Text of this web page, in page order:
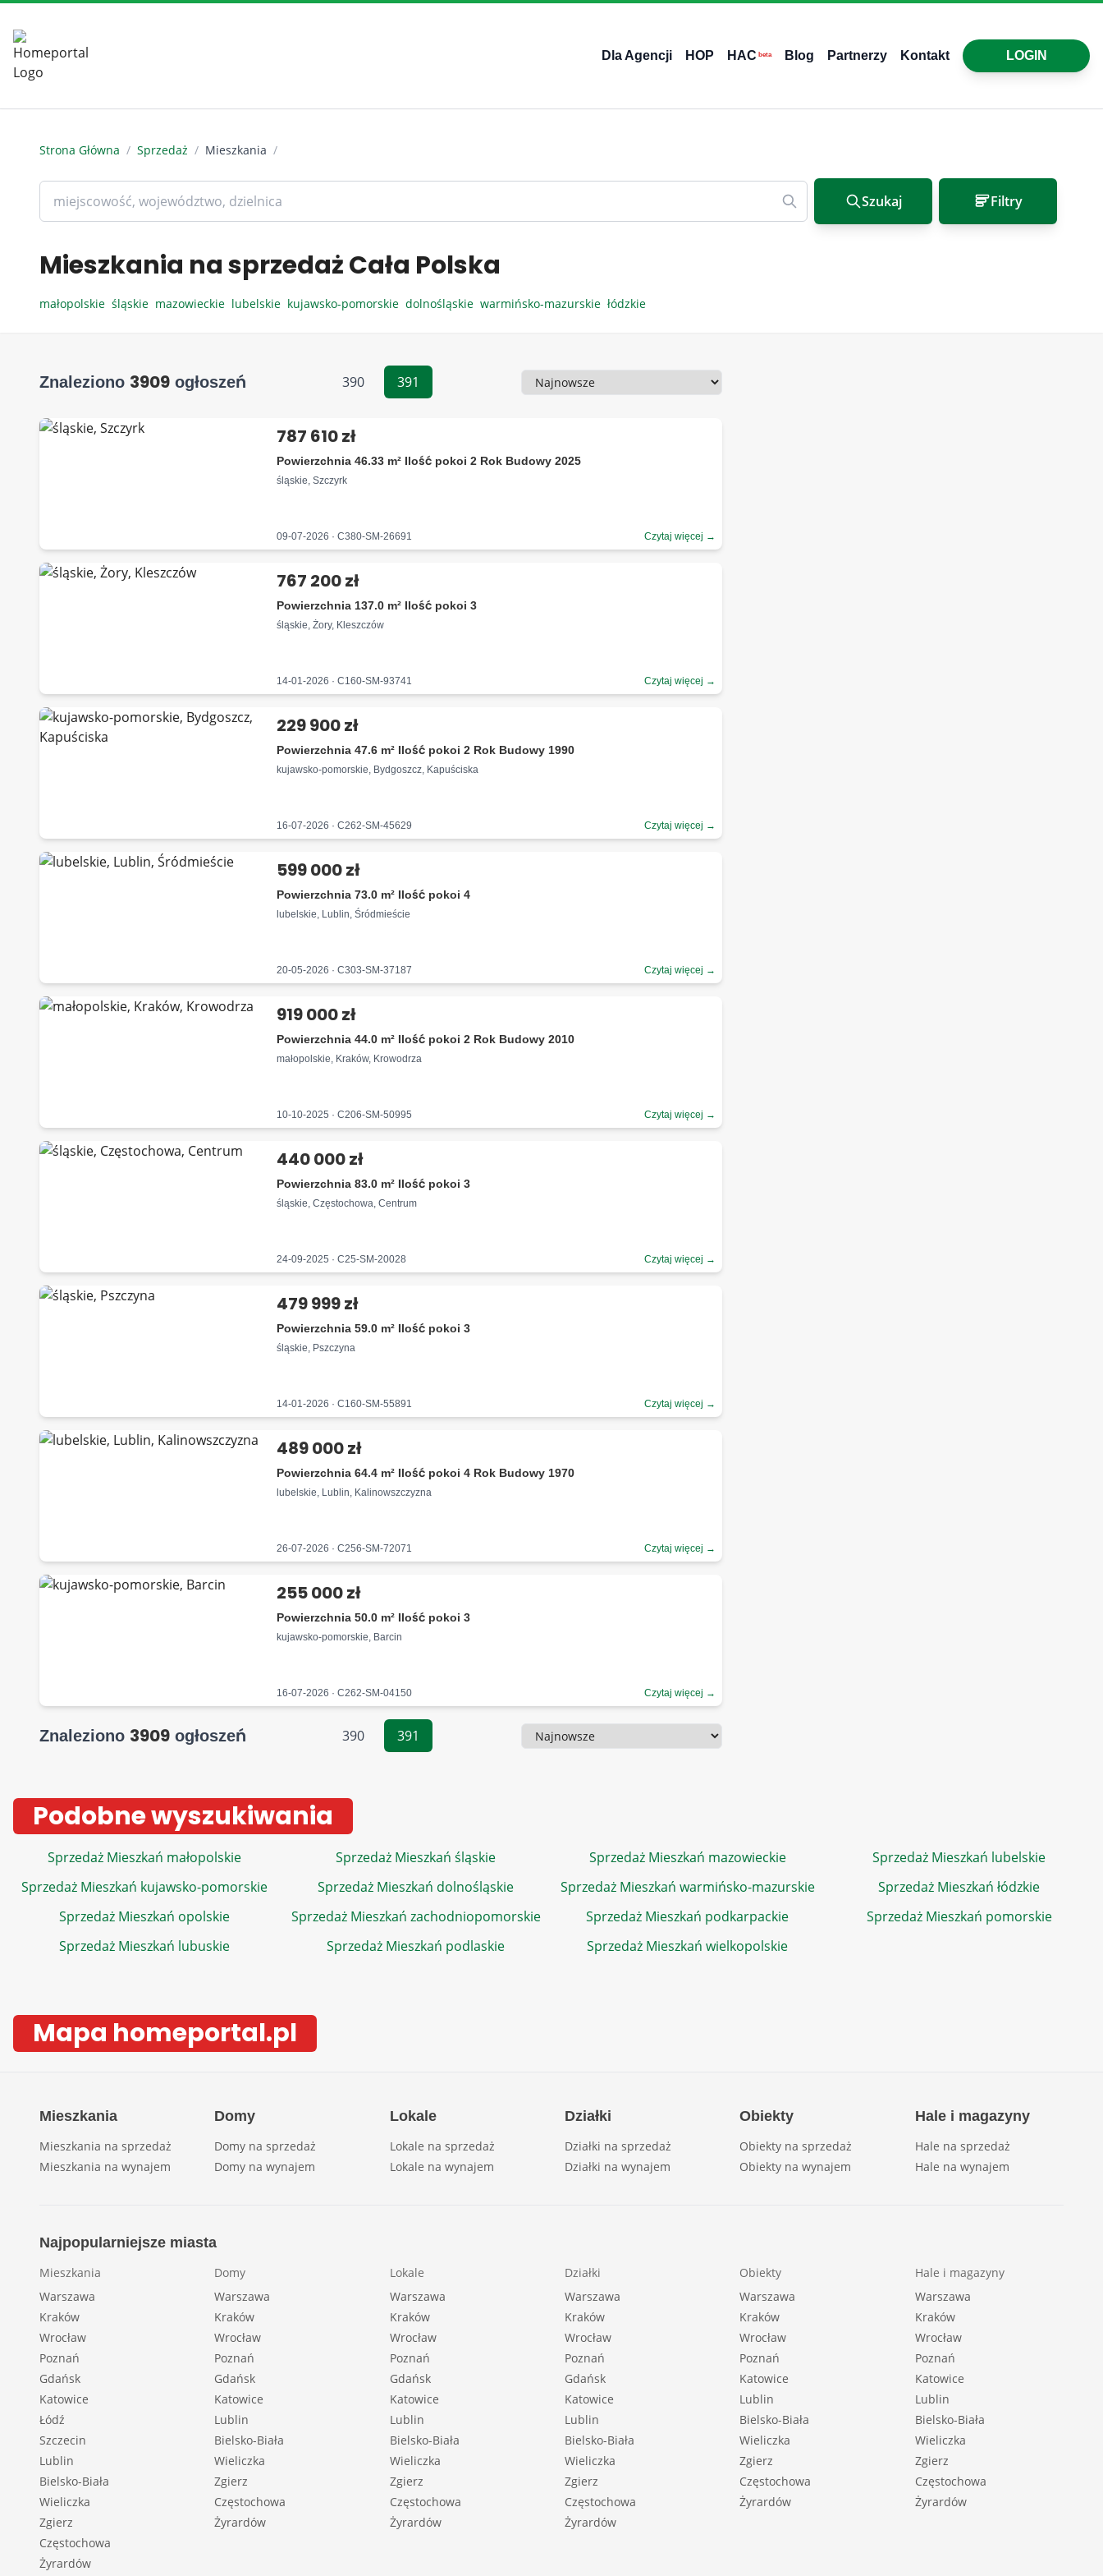
Dla Agencji HOP HAC beta Blog Partnerzy Kontakt LOGIN
Strona Główna / Sprzedaż / Mieszkania /
Szukaj Filtry
Mieszkania na sprzedaż Cała Polska
małopolskie śląskie mazowieckie lubelskie kujawsko-pomorskie dolnośląskie warmińsko-mazurskie łódzkie
Znaleziono 3909 ogłoszeń 390 391 Sortowanie
787 610 zł
Powierzchnia 46.33 m² Ilość pokoi 2 Rok Budowy 2025
śląskie, Szczyrk
09-07-2026 · C380-SM-26691 Czytaj więcej →
767 200 zł
Powierzchnia 137.0 m² Ilość pokoi 3
śląskie, Żory, Kleszczów
14-01-2026 · C160-SM-93741 Czytaj więcej →
229 900 zł
Powierzchnia 47.6 m² Ilość pokoi 2 Rok Budowy 1990
kujawsko-pomorskie, Bydgoszcz, Kapuściska
16-07-2026 · C262-SM-45629 Czytaj więcej →
599 000 zł
Powierzchnia 73.0 m² Ilość pokoi 4
lubelskie, Lublin, Śródmieście
20-05-2026 · C303-SM-37187 Czytaj więcej →
919 000 zł
Powierzchnia 44.0 m² Ilość pokoi 2 Rok Budowy 2010
małopolskie, Kraków, Krowodrza
10-10-2025 · C206-SM-50995 Czytaj więcej →
440 000 zł
Powierzchnia 83.0 m² Ilość pokoi 3
śląskie, Częstochowa, Centrum
24-09-2025 · C25-SM-20028 Czytaj więcej →
479 999 zł
Powierzchnia 59.0 m² Ilość pokoi 3
śląskie, Pszczyna
14-01-2026 · C160-SM-55891 Czytaj więcej →
489 000 zł
Powierzchnia 64.4 m² Ilość pokoi 4 Rok Budowy 1970
lubelskie, Lublin, Kalinowszczyzna
26-07-2026 · C256-SM-72071 Czytaj więcej →
255 000 zł
Powierzchnia 50.0 m² Ilość pokoi 3
kujawsko-pomorskie, Barcin
16-07-2026 · C262-SM-04150 Czytaj więcej →
Znaleziono 3909 ogłoszeń 390 391 Sortowanie
Podobne wyszukiwania
Sprzedaż Mieszkań małopolskie Sprzedaż Mieszkań śląskie Sprzedaż Mieszkań mazowieckie
Sprzedaż Mieszkań lubelskie
Sprzedaż Mieszkań kujawsko-pomorskie
Sprzedaż Mieszkań dolnośląskie Sprzedaż Mieszkań warmińsko-mazurskie
Sprzedaż Mieszkań łódzkie
Sprzedaż Mieszkań opolskie
Sprzedaż Mieszkań zachodniopomorskie Sprzedaż Mieszkań podkarpackie
Sprzedaż Mieszkań pomorskie
Sprzedaż Mieszkań lubuskie
Sprzedaż Mieszkań podlaskie Sprzedaż Mieszkań wielkopolskie
Mapa homeportal.pl
Mieszkania
Mieszkania na sprzedaż
Mieszkania na wynajem
Domy
Domy na sprzedaż
Domy na wynajem
Lokale
Lokale na sprzedaż
Lokale na wynajem
Działki
Działki na sprzedaż
Działki na wynajem
Obiekty
Obiekty na sprzedaż
Obiekty na wynajem
Hale i magazyny
Hale na sprzedaż
Hale na wynajem
Najpopularniejsze miasta
Mieszkania
Warszawa
Kraków
Wrocław
Poznań
Gdańsk
Katowice
Łódź
Szczecin
Lublin
Bielsko-Biała
Wieliczka
Zgierz
Częstochowa
Żyrardów
Domy
Warszawa
Kraków
Wrocław
Poznań
Gdańsk
Katowice
Lublin
Bielsko-Biała
Wieliczka
Zgierz
Częstochowa
Żyrardów
Lokale
Warszawa
Kraków
Wrocław
Poznań
Gdańsk
Katowice
Lublin
Bielsko-Biała
Wieliczka
Zgierz
Częstochowa
Żyrardów
Działki
Warszawa
Kraków
Wrocław
Poznań
Gdańsk
Katowice
Lublin
Bielsko-Biała
Wieliczka
Zgierz
Częstochowa
Żyrardów
Obiekty
Warszawa
Kraków
Wrocław
Poznań
Katowice
Lublin
Bielsko-Biała
Wieliczka
Zgierz
Częstochowa
Żyrardów
Hale i magazyny
Warszawa
Kraków
Wrocław
Poznań
Katowice
Lublin
Bielsko-Biała
Wieliczka
Zgierz
Częstochowa
Żyrardów